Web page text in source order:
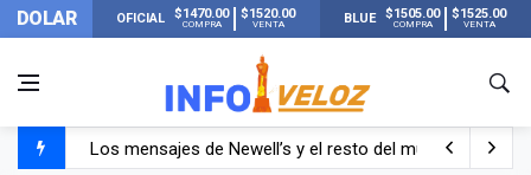
DOLAR OFICIAL $1470.00
COMPRA
$1520.00
VENTA BLUE $1505.00
COMPRA
$1525.00
VENTA
Los mensajes de Newell’s y el resto del mundo del